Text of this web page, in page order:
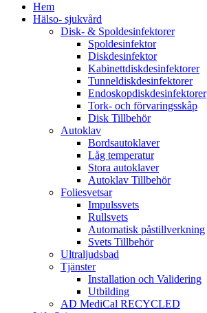
Hem
Hälso- sjukvård
Disk- & Spoldesinfektorer
Spoldesinfektor
Diskdesinfektor
Kabinettdiskdesinfektorer
Tunneldiskdesinfektorer
Endoskopdiskdesinfektorer
Tork- och förvaringsskåp
Disk Tillbehör
Autoklav
Bordsautoklaver
Låg temperatur
Stora autoklaver
Autoklav Tillbehör
Foliesvetsar
Impulssvets
Rullsvets
Automatisk påstillverkning
Svets Tillbehör
Ultraljudsbad
Tjänster
Installation och Validering
Utbilding
AD MediCal RECYCLED